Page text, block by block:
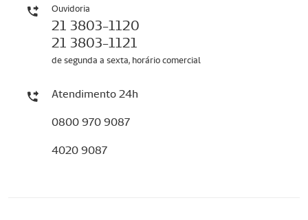
Ouvidoria
21 3803-1120
21 3803-1121
de segunda a sexta, horário comercial
Atendimento 24h
0800 970 9087
4020 9087